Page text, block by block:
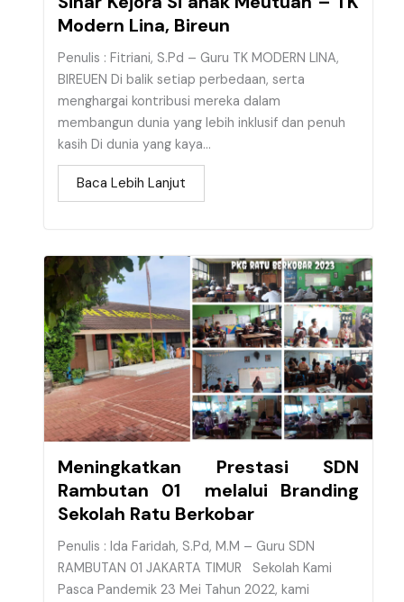
Modern Lina, Bireun
Penulis : Fitriani, S.Pd – Guru TK MODERN LINA,
BIREUEN Di balik setiap perbedaan, serta
menghargai kontribusi mereka dalam
membangun dunia yang lebih inklusif dan penuh
kasih Di dunia yang kaya...
Baca Lebih Lanjut
Meningkatkan Prestasi SDN
Rambutan 01 melalui Branding
Sekolah Ratu Berkobar
Penulis : Ida Faridah, S.Pd, M.M – Guru SDN
RAMBUTAN 01 JAKARTA TIMUR Sekolah Kami
Pasca Pandemik 23 Mei Tahun 2022, kami